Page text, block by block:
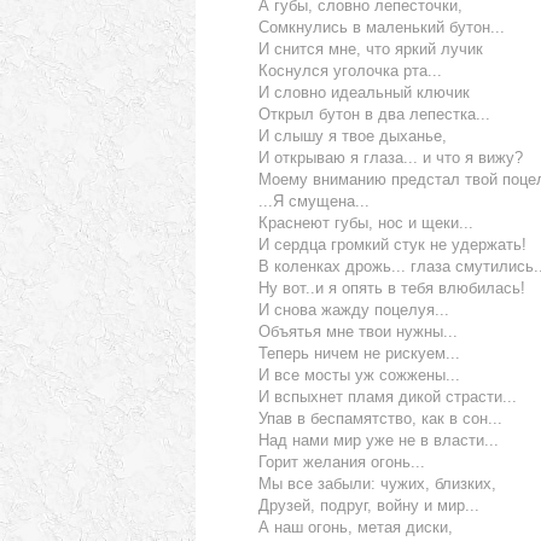
А губы, словно лепесточки,
Сомкнулись в маленький бутон...
И снится мне, что яркий лучик
Коснулся уголочка рта...
И словно идеальный ключик
Открыл бутон в два лепестка...
И слышу я твое дыханье,
И открываю я глаза... и что я вижу?
Моему вниманию предстал твой
...Я смущена...
Краснеют губы, нос и щеки...
И сердца громкий стук не удержать!
В коленках дрожь... глаза смутились...
Ну вот..и я опять в тебя влюбилась!
И снова жажду поцелуя...
Объятья мне твои нужны...
Теперь ничем не рискуем...
И все мосты уж сожжены...
И вспыхнет пламя дикой страсти...
Упав в беспамятство, как в сон...
Над нами мир уже не в власти...
Горит желания огонь...
Мы все забыли: чужих, близких,
Друзей, подруг, войну и мир...
А наш огонь, метая диски,